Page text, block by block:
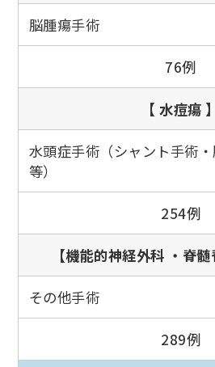
脳腫瘍手術
76例
【 水痘瘍 】
水頭症手術（シャント手術
等）
254例
【機能的神経外科 ・脊髄
その他手術
289例